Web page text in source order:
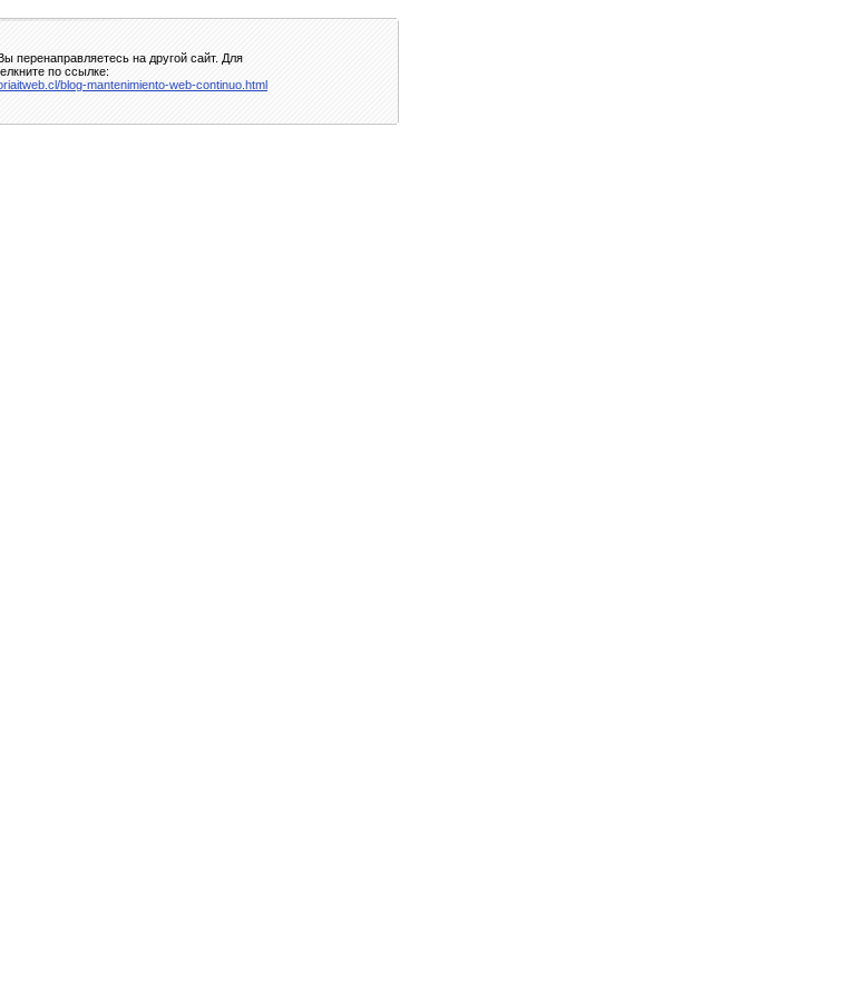
перенаправляетесь на другой сайт. Для
по ссылке:
blog-mantenimiento-web-continuo.html